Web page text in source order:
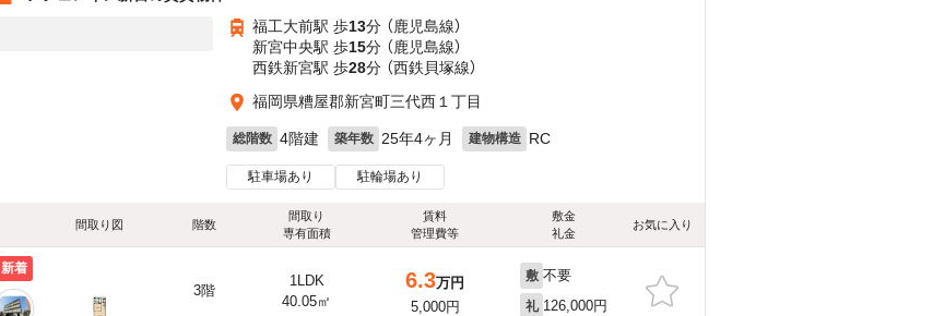
福工大前駅 歩13分 （鹿児島線）
新宮中央駅 歩15分 （鹿児島線）
西鉄新宮駅 歩28分 （西鉄貝塚線）
福岡県糟屋郡新宮町三代西１丁目
総階数 4階建 築年数 25年4ヶ月 建物構造 RC
駐車場あり 駐輪場あり
間取り図 階数
間取り
専有面積
賃料
管理費等
敷金
礼金
お気に入り
新着
3階
1LDK
40.05㎡
6.3万円
5,000円
敷 不要
礼 126,000円